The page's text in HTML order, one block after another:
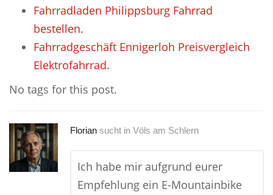
Fahrradladen Philippsburg Fahrrad
bestellen.
Fahrradgeschäft Ennigerloh Preisvergleich
Elektrofahrrad.
No tags for this post.
Florian sucht in Völs am Schlern
Ich habe mir aufgrund eurer
Empfehlung ein E-Mountainbike